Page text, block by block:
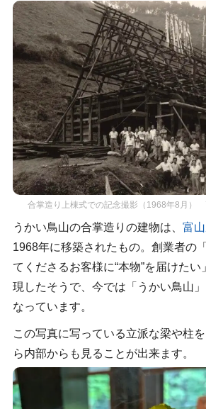
合掌造り上棟式での記念撮影（1968年8月）
うかい鳥山の合掌造りの建物は、 富
1968年に移築されたもの。創業者の
てくださるお客様に“本物”を届けた
現したそうで、今では「うかい鳥山
なっています。
この写真に写っている立派な梁や柱
ら内部からも見ることが出来ます。